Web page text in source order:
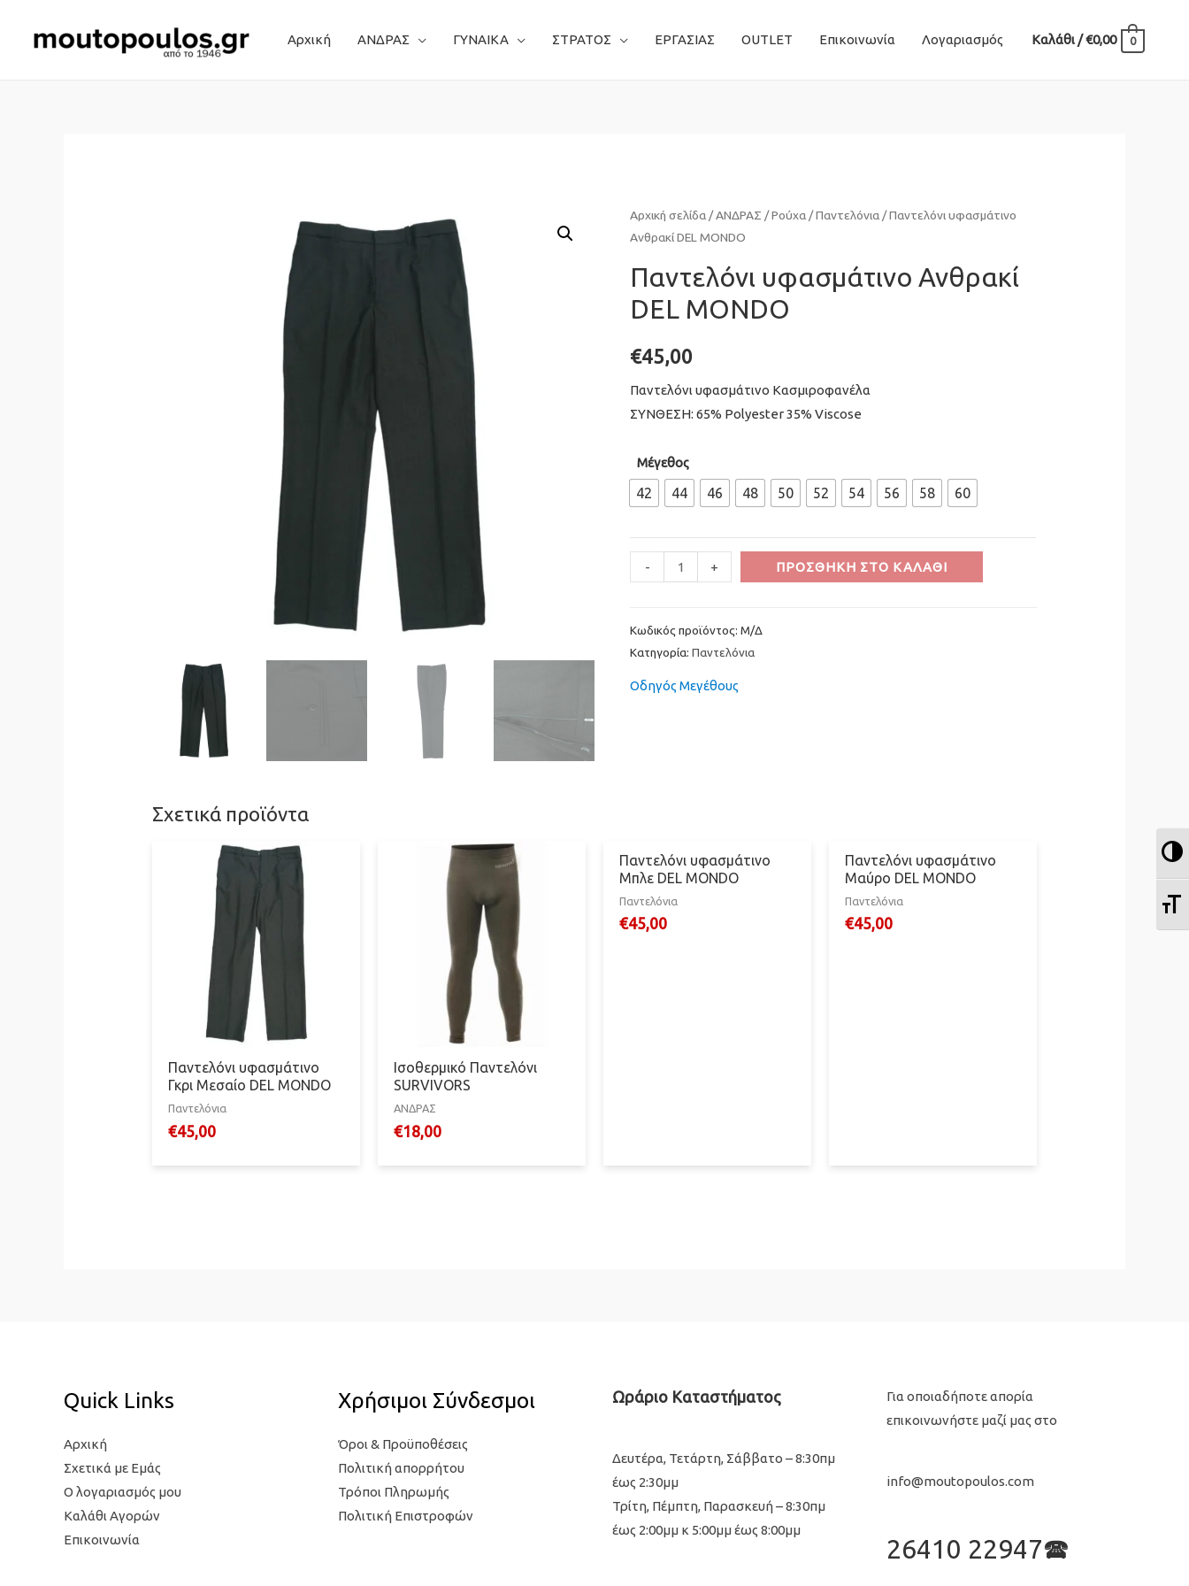
Αρχική ΑΝΔΡΑΣ ΓΥΝΑΙΚΑ ΣΤΡΑΤΟΣ ΕΡΓΑΣΙΑΣ OUTLET Επικοινωνία Λογαριασμός Καλάθι/€0,00 0
Αρχική σελίδα /ΑΝΔΡΑΣ /Ρούχα /Παντελόνια / Παντελόνι υφασμάτινο
Ανθρακί DEL MONDO
Παντελόνι υφασμάτινο Ανθρακί
DEL MONDO
€45,00
Παντελόνι υφασμάτινο Κασμιροφανέλα
ΣΥΝΘΕΣΗ: 65% Polyester 35% Viscose
Μέγεθος
42 44 46 48 50 52 54 56 58 60
Quantity
-
Παντελόνι
υφασμάτινο
DEL
MONDO
ποσότητα
Quantity
+ ΠΡΟΣΘΉΚΗ ΣΤΟ ΚΑΛΆΘΙ
Κωδικός προϊόντος: Μ/Δ
Κατηγορία: Παντελόνια
Οδηγός Μεγέθους
Σχετικά προϊόντα
Παντελόνι υφασμάτινο
Γκρι Μεσαίο DEL MONDO
Παντελόνια
€45,00
Ισοθερμικό Παντελόνι
SURVIVORS
ΑΝΔΡΑΣ
€18,00
Παντελόνι υφασμάτινο
Μπλε DEL MONDO
Παντελόνια
€45,00
Παντελόνι υφασμάτινο
Μαύρο DEL MONDO
Παντελόνια
€45,00
Quick Links
Αρχική
Σχετικά με Εμάς
Ο λογαριασμός μου
Καλάθι Αγορών
Επικοινωνία
Χρήσιμοι Σύνδεσμοι
Όροι & Προϋποθέσεις
Πολιτική απορρήτου
Τρόποι Πληρωμής
Πολιτική Επιστροφών
Ωράριο Καταστήματος
Δευτέρα, Τετάρτη, Σάββατο – 8:30πμ
έως 2:30μμ
Τρίτη, Πέμπτη, Παρασκευή – 8:30πμ
έως 2:00μμ κ 5:00μμ έως 8:00μμ
Για οποιαδήποτε απορία
επικοινωνήστε μαζί μας στο
info@moutopoulos.com
26410 22947🕿